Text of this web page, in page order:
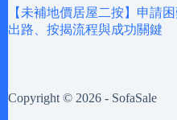
【未補地價居屋二按】申請
出路、按揭流程與成功關鍵
Copyright © 2026 - SofaSale